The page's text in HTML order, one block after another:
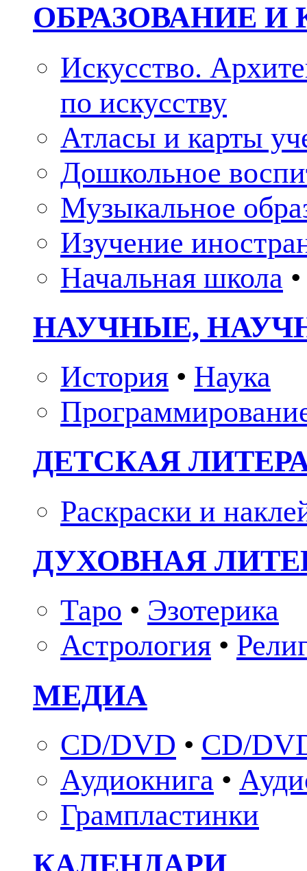
ОБРАЗОВАНИЕ И
Искусство.
по искусству
Атласы и карты
Дошкольное
Музыкальное
Изучение
Начальная школа •
НАУЧНЫЕ,
История • Наука
ДЕТСКАЯ
Раскраски и
ДУХОВНАЯ
Таро • Эзотерика
Астрология •
МЕДИА
CD/DVD • CD/
Аудиокнига •
Грампластинки